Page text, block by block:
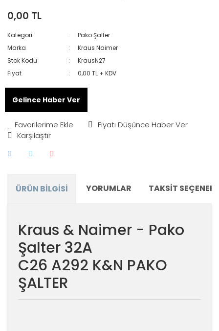
0,00 TL
Kategori
Pako Şalter
Marka
Kraus Naimer
Stok Kodu
KrausN27
Fiyat
0,00 TL + KDV
Gelince Haber Ver
Fiyatı Düşünce Haber Ver
Karşılaştır
ÜRÜN BILGISI YORUMLAR TAKSIT
Kraus & Naimer - Pako
Şalter 32A
C26 A292 K&N PAKO
ŞALTER